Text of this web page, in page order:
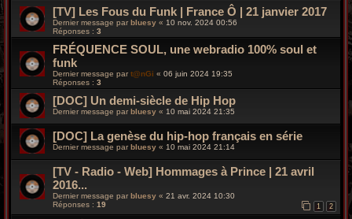
[TV] Les Fous du Funk | France Ô | 21 janvier 2017
Dernier message par bluesy « 10 nov. 2024 00:56
Réponses : 3
FRÉQUENCE SOUL, une webradio 100% soul et
funk
Dernier message par t@nGi « 06 juin 2024 19:35
Réponses : 3
[DOC] Un demi-siècle de Hip Hop
Dernier message par bluesy « 10 mai 2024 21:35
[DOC] La genèse du hip-hop français en série
Dernier message parbluesy « 10 mai 2024 21:14
[TV - Radio - Web] Hommages à Prince | 21 avril
2016...
Dernier message par bluesy « 21 avr. 2024 10:30
Réponses : 19 1 2